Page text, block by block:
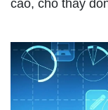
cao, cho thấy